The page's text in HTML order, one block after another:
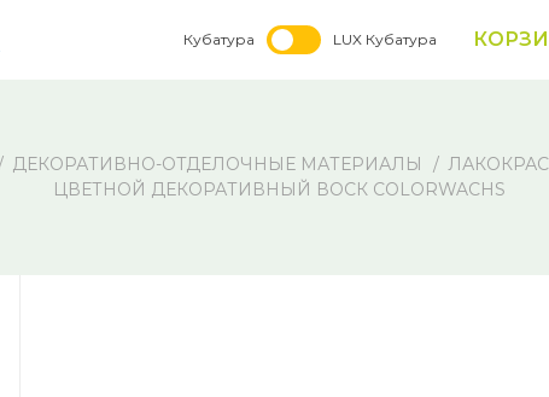
Кубатура LUX Кубатура
ДЕКОРАТИВНО-ОТДЕЛОЧНЫЕ МАТЕРИАЛЫ
ЦВЕТНОЙ ДЕКОРАТИВНЫЙ ВОСК COLORWACHS